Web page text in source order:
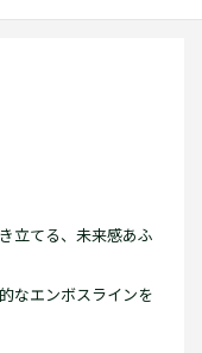
立てる、未来感あふ
なエンボスラインを